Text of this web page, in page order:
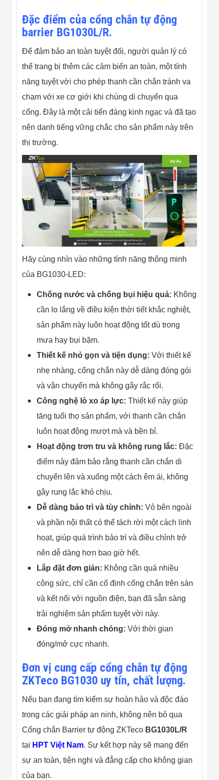
Đặc điểm của cổng chắn tự động
barrier BG1030L/R.
Để đảm bảo an toàn tuyệt đối, người quản lý có
thể trang bị thêm các cảm biến an toàn, một tính
năng tuyệt vời cho phép thanh cần chắn tránh va
chạm với xe cơ giới khi chúng di chuyển qua
cổng. Đây là một cải tiến đáng kinh ngạc và đã tạo
nên danh tiếng vững chắc cho sản phẩm này trên
thị trường.
Hãy cùng nhìn vào những tính năng thông minh
của BG1030-LED:
Chống nước và chống bụi hiệu quả: Không
cần lo lắng về điều kiện thời tiết khắc nghiệt,
sản phẩm này luôn hoạt động tốt dù trong
mưa hay bụi bặm.
Thiết kế nhỏ gọn và tiện dụng: Với thiết kế
nhẹ nhàng, cổng chắn này dễ dàng đóng gói
và vận chuyển mà không gây rắc rối.
Công nghệ lò xo áp lực: Thiết kế này giúp
tăng tuổi thọ sản phẩm, với thanh cần chắn
luôn hoạt động mượt mà và bền bỉ.
Hoạt động trơn tru và không rung lắc: Đặc
điểm này đảm bảo rằng thanh cần chắn di
chuyển lên và xuống một cách êm ái, không
gây rung lắc khó chịu.
Dễ dàng bảo trì và tùy chỉnh: Vỏ bên ngoài
và phần nội thất có thể tách rời một cách linh
hoạt, giúp quá trình bảo trì và điều chỉnh trở
nên dễ dàng hơn bao giờ hết.
Lắp đặt đơn giản: Không cần quá nhiều
công sức, chỉ cần cố định cổng chắn trên sàn
và kết nối với nguồn điện, bạn đã sẵn sàng
trải nghiệm sản phẩm tuyệt vời này.
Đóng mở nhanh chóng: Với thời gian
đóng/mở cực nhanh.
Đơn vị cung cấp cổng chắn tự động
ZKTeco BG1030 uy tín, chất lượng.
Nếu bạn đang tìm kiếm sự hoàn hảo và độc đáo
trong các giải pháp an ninh, không nên bỏ qua
Cổng chắn Barrier tự động ZKTeco BG1030L/R
tại HPT Việt Nam. Sự kết hợp này sẽ mang đến
sự an toàn, tiện nghi và đẳng cấp cho không gian
của bạn.